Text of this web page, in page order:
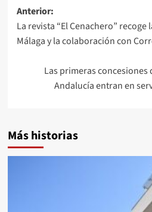
Navegación
de
entradas
Anterior:
La revista “El Cenachero”
Málaga y la colaboración con
Las primeras
Andalucía entran en
Más historias